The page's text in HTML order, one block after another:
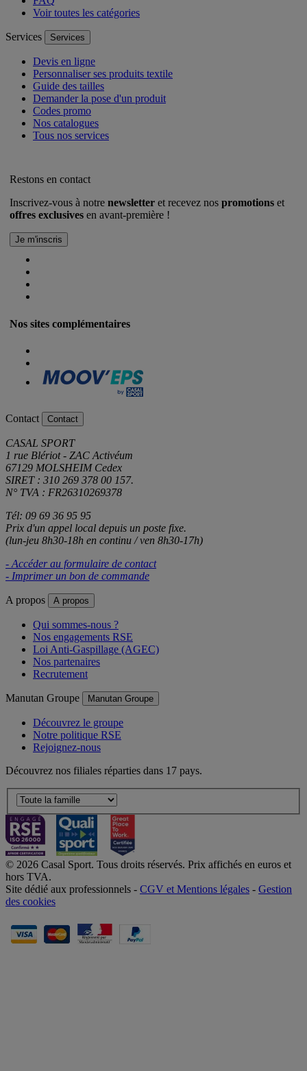
Voir toutes les catégories
Services Services
Devis en ligne
Personnaliser ses produits textile
Guide des tailles
Demander la pose d'un produit
Codes promo
Nos catalogues
Tous nos services
Restons en contact
Inscrivez-vous à notre newsletter et recevez nos promotions et
offres exclusives en avant-première !
Nos sites complémentaires
Contact Contact
CASAL SPORT
1 rue Blériot - ZAC Activéum
67129 MOLSHEIM Cedex
SIRET : 310 269 378 00 157.
N° TVA : FR26310269378
Tél: 09 69 36 95 95
Prix d'un appel local depuis un poste fixe.
(lun-jeu 8h30-18h en continu / ven 8h30-17h)
- Accéder au formulaire de contact
- Imprimer un bon de commande
A propos A propos
Qui sommes-nous ?
Nos engagements RSE
Loi Anti-Gaspillage (AGEC)
Nos partenaires
Recrutement
Manutan Groupe Manutan Groupe
Découvrez le groupe
Notre politique RSE
Rejoignez-nous
Découvrez nos filiales réparties dans 17 pays.
© 2026 Casal Sport. Tous droits réservés. Prix affichés en euros et
hors TVA.
Site dédié aux professionnels - CGV et Mentions légales - Gestion
des cookies